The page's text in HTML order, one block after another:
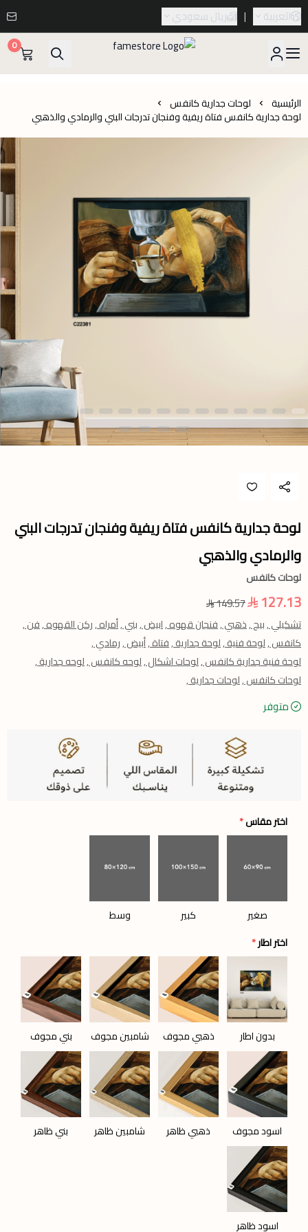
العربية | ريال سعودي
0
الرئيسية لوحات جدارية كانفس
لوحة جدارية كانفس فتاة ريفية وفنجان تدرجات البني والرمادي والذهبي
لوحة جدارية كانفس فتاة ريفية وفنجان تدرجات البني
والرمادي والذهبي
لوحات كانفس
127.13
149.57
تشكيلي ,بيج ,ذهبي ,فنجان قهوه ,ابيض ,بني ,أمراه ,ركن القهوه ,فن ,
كانفس ,لوحة فنية ,لوحة جدارية ,فتاة ,أبيض ,رمادي ,
لوحة فنية جدارية كانفس ,لوحات اشكال ,لوحه كانفس ,لوحه جدارية ,
لوحات كانفس ,لوحات جدارية ,
متوفر
اختر مقاس*
صغير كبير
وسط
اختر اطار*
بدون اطار ذهبي مجوف شامبين مجوف بني مجوف
اسود مجوف ذهبي ظاهر شامبين ظاهر بني ظاهر
اسود ظاهر